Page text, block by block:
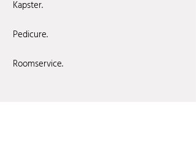
Kapster.
Pedicure.
Roomservice.